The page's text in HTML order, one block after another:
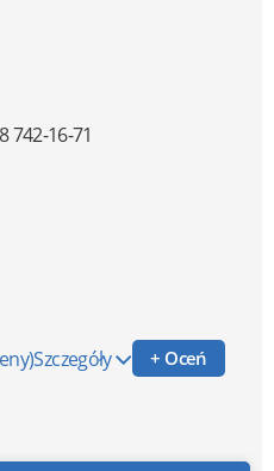
742-16-71
Szczegóły + Oceń